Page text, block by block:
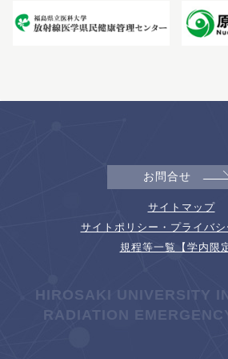
お問合せ
サイトマップ
サイトポリシー・プライバ
規程等一覧【学内限
HIROSAKI UNIVERSITY
RADIATION